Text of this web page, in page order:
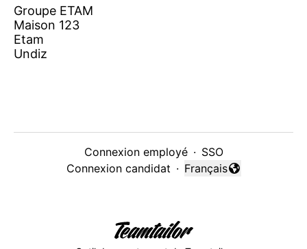
Groupe ETAM
Maison 123
Etam
Undiz
Connexion employé · SSO
Connexion candidat ·
Changer la langue
Français